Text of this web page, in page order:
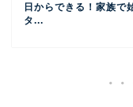
日からできる！家族で
タ...